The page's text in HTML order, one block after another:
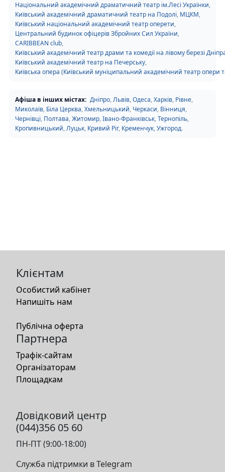
Національний академічний драматичний театр ім.Лесі Українки,
Київський академічний драматичний театр на Подолі, МЦКМ,
Київський національний академічний театр оперети,
Центральний будинок офіцерів Збройних Сил України,
CARIBBEAN club,
Київський академічний театр драми та комедії на лівому березі
Київський академічний театр на Печерську,
Київська опера (Київський муніципальний академічний театр опери
Афіша в інших містах: Дніпро,Львів,Одеса,Харків, Рівне,
Миколаїв, Біла Церква,Хмельницький, Черкаси, Вінниця,
Чернівці, Полтава,Житомир,Івано-Франківськ,Тернопіль,
Кропивницький,Луцьк, Кривий Ріг, Кременчук,Ужгород.
Клієнтам
Особистий кабінет
Напишіть нам
Публічна оферта
Партнера
Трафік-сайтам
Організаторам
Площадкам
Довідковий центр
(044)356 05 60
ПН-ПТ (9:00-18:00)
Служба підтримки в Telegram